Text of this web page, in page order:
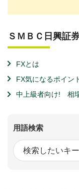
ＳＭＢＣ日興証
FXとは
FX気になるポイン
中上級者向け! 相
用語検索